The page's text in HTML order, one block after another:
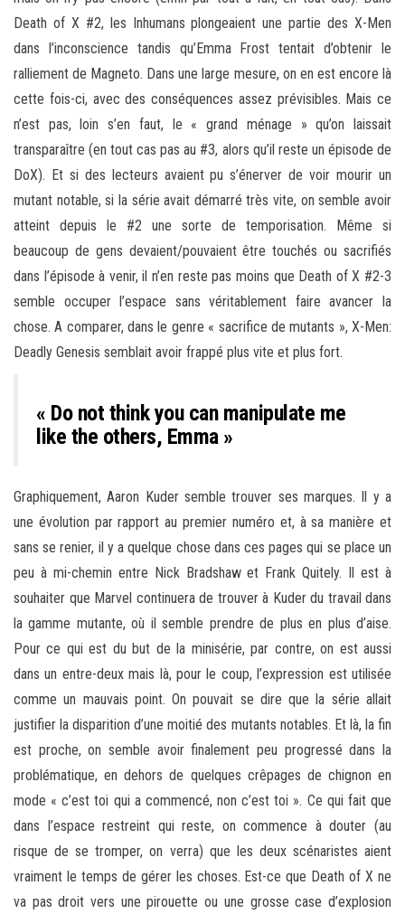
Death of X #2, les Inhumans plongeaient une partie des X-Men
dans l’inconscience tandis qu’Emma Frost tentait d’obtenir le
ralliement de Magneto. Dans une large mesure, on en est encore là
cette fois-ci, avec des conséquences assez prévisibles. Mais ce
n’est pas, loin s’en faut, le « grand ménage » qu’on laissait
transparaître (en tout cas pas au #3, alors qu’il reste un épisode de
DoX). Et si des lecteurs avaient pu s’énerver de voir mourir un
mutant notable, si la série avait démarré très vite, on semble avoir
atteint depuis le #2 une sorte de temporisation. Même si
beaucoup de gens devaient/pouvaient être touchés ou sacrifiés
dans l’épisode à venir, il n’en reste pas moins que Death of X #2-3
semble occuper l’espace sans véritablement faire avancer la
chose. A comparer, dans le genre « sacrifice de mutants », X-Men:
Deadly Genesis semblait avoir frappé plus vite et plus fort.
« Do not think you can manipulate me
like the others, Emma »
Graphiquement, Aaron Kuder semble trouver ses marques. Il y a
une évolution par rapport au premier numéro et, à sa manière et
sans se renier, il y a quelque chose dans ces pages qui se place un
peu à mi-chemin entre Nick Bradshaw et Frank Quitely. Il est à
souhaiter que Marvel continuera de trouver à Kuder du travail dans
la gamme mutante, où il semble prendre de plus en plus d’aise.
Pour ce qui est du but de la minisérie, par contre, on est aussi
dans un entre-deux mais là, pour le coup, l’expression est utilisée
comme un mauvais point. On pouvait se dire que la série allait
justifier la disparition d’une moitié des mutants notables. Et là, la fin
est proche, on semble avoir finalement peu progressé dans la
problématique, en dehors de quelques crêpages de chignon en
mode « c’est toi qui a commencé, non c’est toi ». Ce qui fait que
dans l’espace restreint qui reste, on commence à douter (au
risque de se tromper, on verra) que les deux scénaristes aient
vraiment le temps de gérer les choses. Est-ce que Death of X ne
va pas droit vers une pirouette ou une grosse case d’explosion